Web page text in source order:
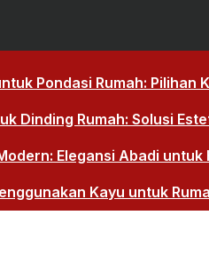
Pondasi Rumah: Pilihan
Dinding Rumah: Solusi
Elegansi Abadi untuk
Kayu untuk